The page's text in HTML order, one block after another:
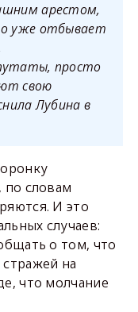
арестом,
уже отбывает
просто
свою
Лубина в
по словам
И это
случаев:
о том, что
на
что молчание